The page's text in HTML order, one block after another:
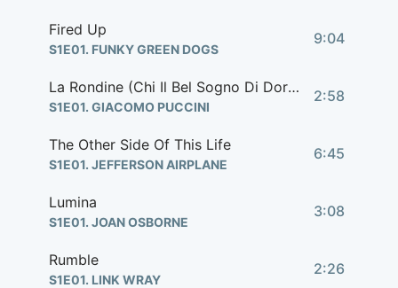
Fired Up
S1E01. FUNKY GREEN DOGS
9:04
La Rondine (Chi Il Bel Sogno Di Doretta)
S1E01. GIACOMO PUCCINI
2:58
The Other Side Of This Life
S1E01. JEFFERSON AIRPLANE
6:45
Lumina
S1E01. JOAN OSBORNE
3:08
Rumble
S1E01. LINK WRAY
2:26